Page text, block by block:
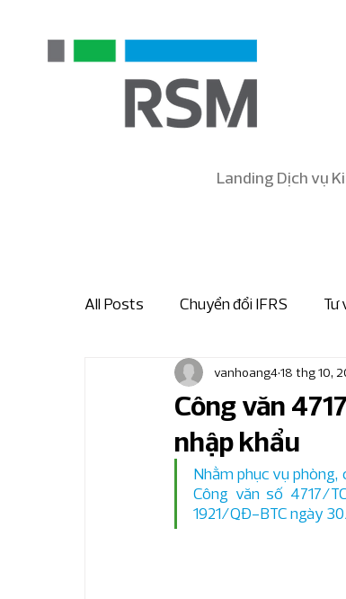
Landing Dịch vụ
All Posts Chuyển đổi IFRS Tư
Bản tin nhanh thuế và hải quan
Bản tin nhanh IFRS Bản tin
Bản tin kế toán chuyên sâu
Công văn
nhập khẩu
vanhoang418 thg 10,
Nhằm phục vụ phòng,
Công văn số 4717/
1921/QĐ-BTC ngày